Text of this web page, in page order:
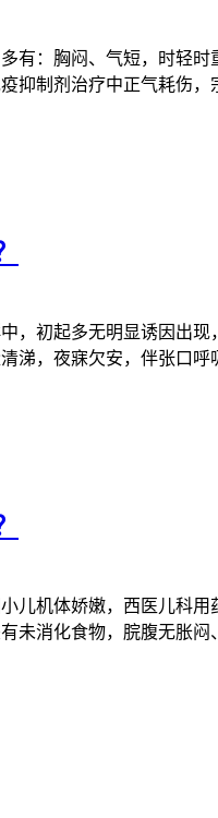
：胸闷、气短，时轻时
抑制剂治疗中正气耗伤，
初起多无明显诱因出现
涕，夜寐欠安，伴张口呼
机体娇嫩，西医儿科用
未消化食物，脘腹无胀闷